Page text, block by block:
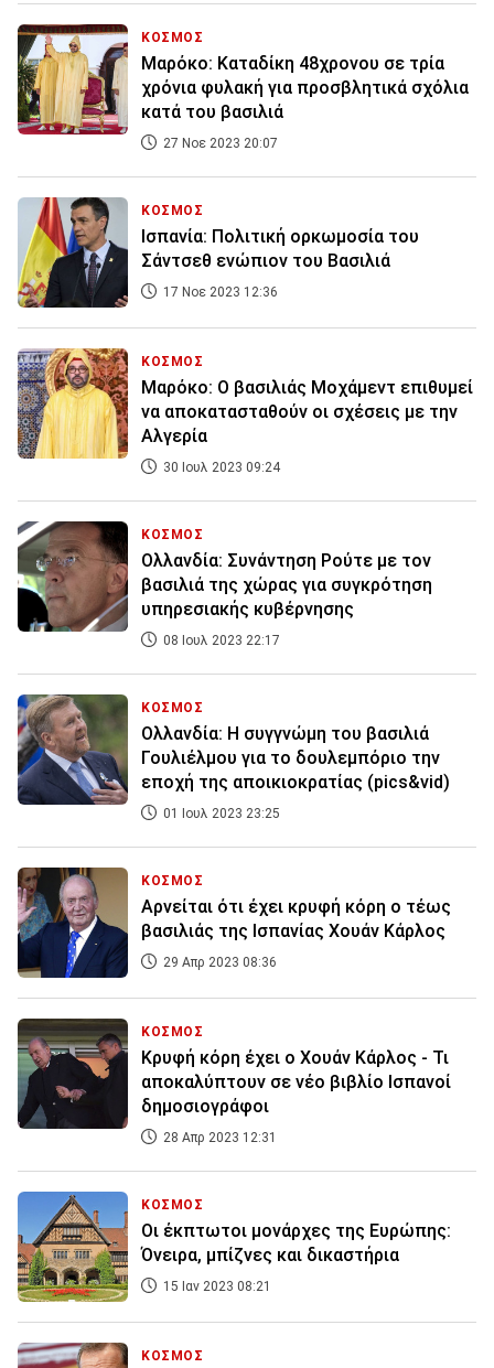
ΚΟΣΜΟΣ
Μαρόκο: Καταδίκη 48χρονου σε τρία
χρόνια φυλακή για προσβλητικά σχόλια
κατά του βασιλιά
27 Νοε 2023 20:07
ΚΟΣΜΟΣ
Ισπανία: Πολιτική ορκωμοσία του
Σάντσεθ ενώπιον του Βασιλιά
17 Νοε 2023 12:36
ΚΟΣΜΟΣ
Μαρόκο: Ο βασιλιάς Μοχάμεντ επιθυμεί
να αποκατασταθούν οι σχέσεις με την
Αλγερία
30 Ιουλ 2023 09:24
ΚΟΣΜΟΣ
Ολλανδία: Συνάντηση Ρούτε με τον
βασιλιά της χώρας για συγκρότηση
υπηρεσιακής κυβέρνησης
08 Ιουλ 2023 22:17
ΚΟΣΜΟΣ
Ολλανδία: Η συγγνώμη του βασιλιά
Γουλιέλμου για το δουλεμπόριο την
εποχή της αποικιοκρατίας (pics&vid)
01 Ιουλ 2023 23:25
ΚΟΣΜΟΣ
Αρνείται ότι έχει κρυφή κόρη ο τέως
βασιλιάς της Ισπανίας Χουάν Κάρλος
29 Απρ 2023 08:36
ΚΟΣΜΟΣ
Κρυφή κόρη έχει ο Χουάν Κάρλος - Τι
αποκαλύπτουν σε νέο βιβλίο Ισπανοί
δημοσιογράφοι
28 Απρ 2023 12:31
ΚΟΣΜΟΣ
Οι έκπτωτοι μονάρχες της Ευρώπης:
Όνειρα, μπίζνες και δικαστήρια
15 Ιαν 2023 08:21
ΚΟΣΜΟΣ